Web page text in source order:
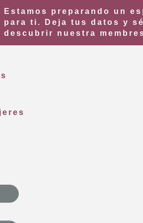
Estamos preparando un
para ti.
Deja tus datos y
descubrir nuestra